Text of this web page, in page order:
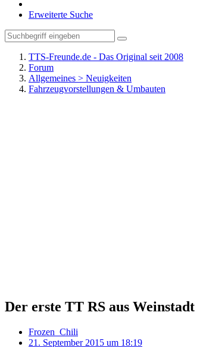
Erweiterte Suche
TTS-Freunde.de - Das Original seit 2008
Forum
Allgemeines > Neuigkeiten
Fahrzeugvorstellungen & Umbauten
Der erste TT RS aus Weinstadt
Frozen_Chili
21. September 2015 um 18:19